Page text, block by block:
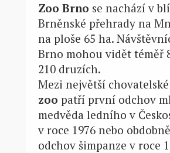
Zoo Brno se nachází v
Brněnské přehrady na
na ploše 65 ha.
Brno mohou vidět téměř
210 druzích.
Mezi největší
zoo patří první odchov
medvěda ledního v
v roce 1976 nebo
odchov šimpanze v roce